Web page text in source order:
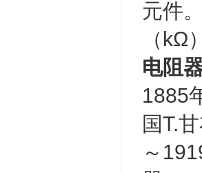
元件
（kΩ
电阻
1885
国T.
～